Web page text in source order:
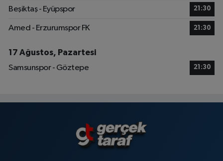
Beşiktaş - Eyüpspor 21:30
Amed - Erzurumspor FK 21:30
17 Ağustos, Pazartesi
Samsunspor - Göztepe
21:30